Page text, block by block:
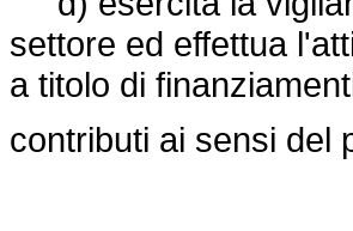
settore ed effettua
a titolo di
contributi ai sensi del